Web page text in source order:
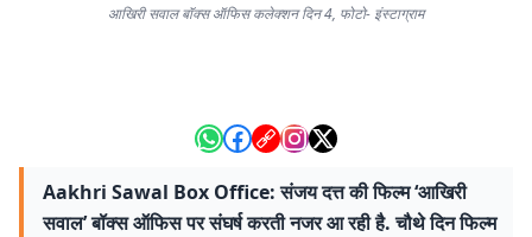
आखिरी सवाल बॉक्स ऑफिस कलेक्शन दिन 4, फोटो- इंस्टाग्राम
Aakhri Sawal Box Office: संजय दत्त की फिल्म ‘आखिरी
सवाल’ बॉक्स ऑफिस पर संघर्ष करती नजर आ रही है. चौथे दिन फिल्म